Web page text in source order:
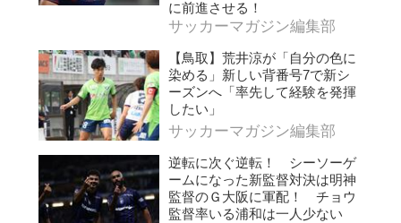
に前進させる！
サッカーマガジン編集部
【鳥取】荒井涼が「自分の色に
染める」新しい背番号7で新シ
ーズンへ「率先して経験を発揮
したい」
サッカーマガジン編集部
逆転に次ぐ逆転！ シーソーゲ
ームになった新監督対決は明神
監督のＧ大阪に軍配！ チョウ
監督率いる浦和は一人少ない